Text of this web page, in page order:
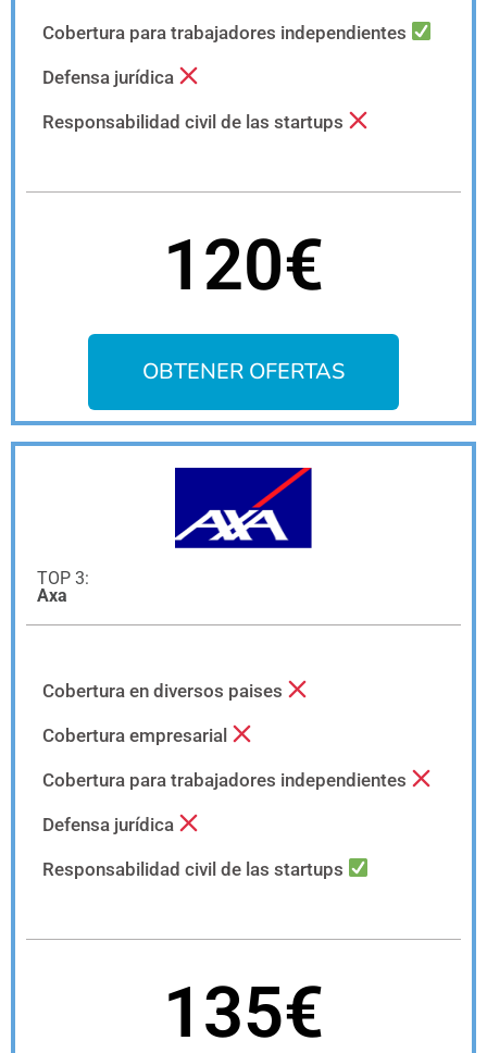
Cobertura para trabajadores independientes
Defensa jurídica
Responsabilidad civil de las startups
120€
OBTENER OFERTAS
TOP 3:
Axa
Cobertura en diversos paises
Cobertura empresarial
Cobertura para trabajadores independientes
Defensa jurídica
Responsabilidad civil de las startups
135€